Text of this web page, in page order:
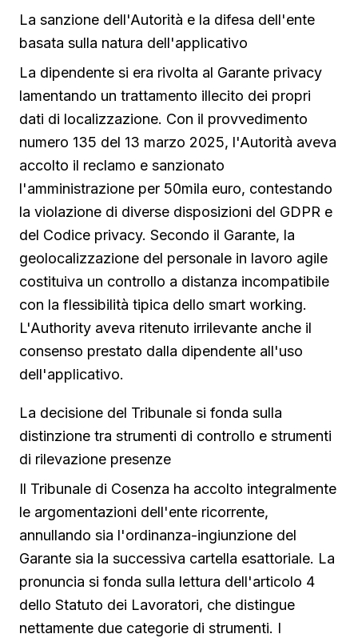
La sanzione dell'Autorità e la difesa dell'ente
basata sulla natura dell'applicativo
La dipendente si era rivolta al Garante privacy
lamentando un trattamento illecito dei propri
dati di localizzazione. Con il provvedimento
numero 135 del 13 marzo 2025, l'Autorità aveva
accolto il reclamo e sanzionato
l'amministrazione per 50mila euro, contestando
la violazione di diverse disposizioni del GDPR e
del Codice privacy. Secondo il Garante, la
geolocalizzazione del personale in lavoro agile
costituiva un controllo a distanza incompatibile
con la flessibilità tipica dello smart working.
L'Authority aveva ritenuto irrilevante anche il
consenso prestato dalla dipendente all'uso
dell'applicativo.
La decisione del Tribunale si fonda sulla
distinzione tra strumenti di controllo e strumenti
di rilevazione presenze
Il Tribunale di Cosenza ha accolto integralmente
le argomentazioni dell'ente ricorrente,
annullando sia l'ordinanza-ingiunzione del
Garante sia la successiva cartella esattoriale. La
pronuncia si fonda sulla lettura dell'articolo 4
dello Statuto dei Lavoratori, che distingue
nettamente due categorie di strumenti. I